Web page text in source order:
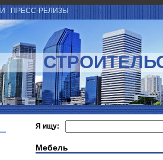
ПРЕСС-РЕЛИЗЫ
Я ищу:
Мебель